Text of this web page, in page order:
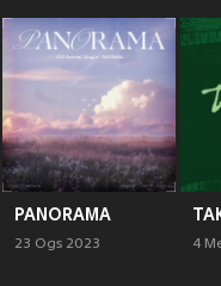
PANORAMA
23 Ogs 2023 4